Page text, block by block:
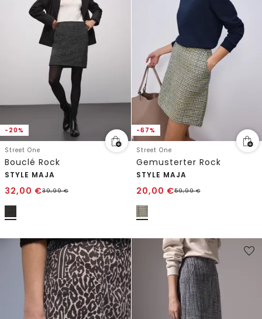
-20%
Street One
Bouclé Rock
STYLE MAJA
32,00 €39,99€
-67%
Street One
Gemusterter Rock
STYLE MAJA
20,00 €59,99€